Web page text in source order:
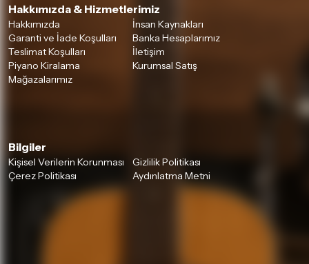
Hakkımızda & Hizmetlerimiz
Hakkımızda
İnsan Kaynakları
Garanti ve İade Koşulları
Banka Hesaplarımız
Teslimat Koşulları
İletişim
Piyano Kiralama
Kurumsal Satış
Mağazalarımız
Bilgiler
Kişisel Verilerin Korunması
Gizlilik Politikası
Çerez Politikası
Aydınlatma Metni